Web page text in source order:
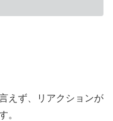
えず、リアクションが
。